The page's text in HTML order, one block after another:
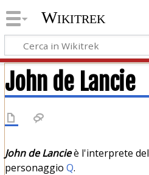
Wikitrek
John de Lancie
John de Lancieè l'interprete del
personaggio Q.